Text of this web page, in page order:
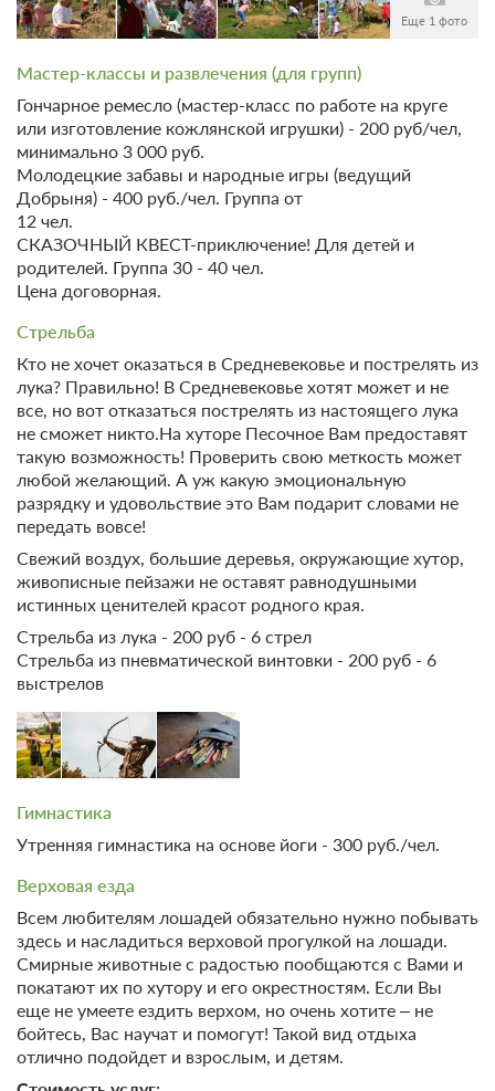
Еще 1 фото
Мастер-классы и развлечения (для групп)
Гончарное ремесло (мастер-класс по работе на круге
или изготовление кожлянской игрушки) - 200 руб/чел,
минимально 3 000 руб.
Молодецкие забавы и народные игры (ведущий
Добрыня) - 400 руб./чел. Группа от
12 чел.
СКАЗОЧНЫЙ КВЕСТ-приключение! Для детей и
родителей. Группа 30 - 40 чел.
Цена договорная.
Стрельба
Кто не хочет оказаться в Средневековье и пострелять из
лука? Правильно! В Средневековье хотят может и не
все, но вот отказаться пострелять из настоящего лука
не сможет никто.На хуторе Песочное Вам предоставят
такую возможность! Проверить свою меткость может
любой желающий. А уж какую эмоциональную
разрядку и удовольствие это Вам подарит словами не
передать вовсе!
Свежий воздух, большие деревья, окружающие хутор,
живописные пейзажи не оставят равнодушными
истинных ценителей красот родного края.
Стрельба из лука - 200 руб - 6 стрел
Стрельба из пневматической винтовки - 200 руб - 6
выстрелов
Гимнастика
Утренняя гимнастика на основе йоги - 300 руб./чел.
Верховая езда
Всем любителям лошадей обязательно нужно побывать
здесь и насладиться верховой прогулкой на лошади.
Смирные животные с радостью пообщаются с Вами и
покатают их по хутору и его окрестностям. Если Вы
еще не умеете ездить верхом, но очень хотите – не
бойтесь, Вас научат и помогут! Такой вид отдыха
отлично подойдет и взрослым, и детям.